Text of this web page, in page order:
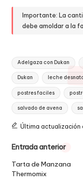
Importante: La
debe amoldar a la
Etiquetas:
Adelgaza con Dukan
Dukan leche
postres faciles
salvado de avena
Última actualización
de
Entrada anterior
Tarta de Manzana
Thermomix